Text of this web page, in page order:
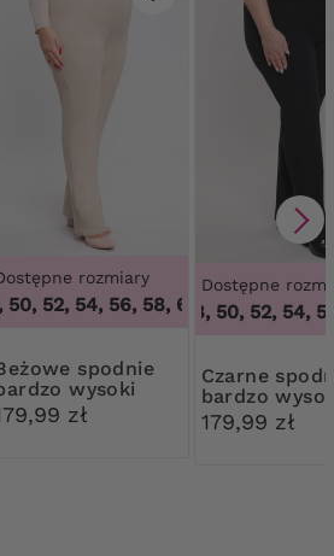
,48, 50, 52, 54, 56, 58, 60, 62, 64
rozmiary
52, 54, 56, 58, 60, 62, 64, 46,
wysoki
zł
Dostępne
46, 48, 50, 52, 54,
Czarne spodnie
bardzo
stan
179,99 zł